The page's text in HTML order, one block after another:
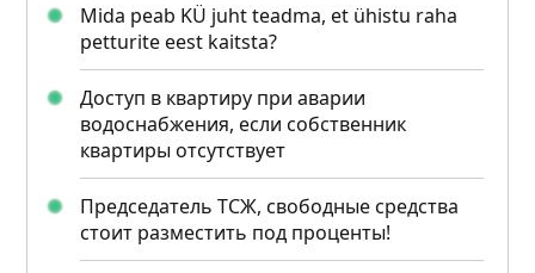
Mida peab KÜ juht teadma, et ühistu raha
petturite eest kaitsta?
Доступ в квартиру при аварии
водоснабжения, если собственник
квартиры отсутствует
Председатель ТСЖ, свободные средства
стоит разместить под проценты!